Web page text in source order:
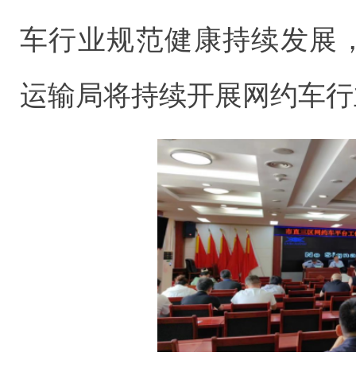
车行业规范健康持续发展
运输局将持续开展网约车